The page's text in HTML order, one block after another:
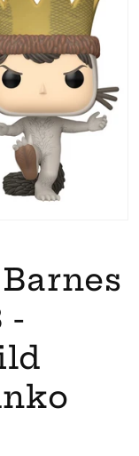
-